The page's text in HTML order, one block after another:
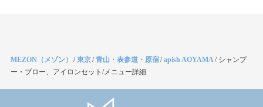
MEZON（メゾン） /東京/青山・表参道・原宿/apish AOYAMA/ シャンプ
ー・ブロー、アイロンセット/メニュー詳細